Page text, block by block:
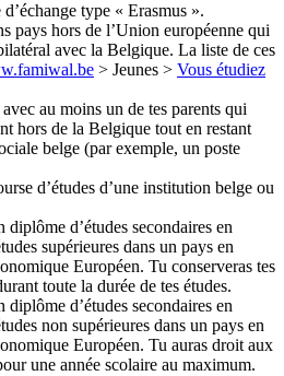
type « Erasmus ».
pays hors de l’Union européenne qui
avec la Belgique. La liste de ces
> Jeunes > Vous étudiez
au moins un de tes parents qui
hors de la Belgique tout en restant
belge (par exemple, un poste
d’études d’une institution belge ou
d’études secondaires en
supérieures dans un pays en
Européen. Tu conserveras tes
toute la durée de tes études.
d’études secondaires en
non supérieures dans un pays en
Européen. Tu auras droit aux
une année scolaire au maximum.